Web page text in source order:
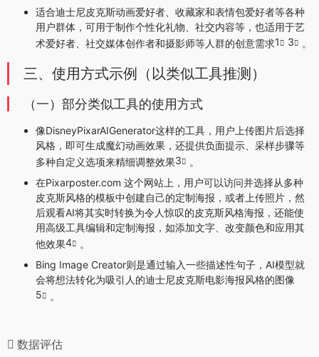
适合迪士尼皮克斯动画爱好者、收藏家和表情包爱好者等各种
用户群体，可用于制作个性化礼物、社交内容等，也适用于艺
术爱好者、社交媒体创作者和摄影师等人群的创意需求1 3 。
三、使用方式示例（以类似工具推测）
（一）部分类似工具的使用方式
像DisneyPixarAIGenerator这样的工具，用户上传图片后选择
风格，即可生成魔幻动画效果，还提供负面提示、采样步骤等
多种自定义选项来精细调整效果3
。
在Pixarposter.com 这个网站上，用户可以访问并选择从多种
皮克斯风格的模板中创建自己的定制海报，或者上传照片，然
后观看AI将其实时转换为令人惊叹的皮克斯风格海报，还能使
用高级工具编辑和定制海报，如添加文字、改变颜色和应用其
他效果4
。
Bing Image Creator则是通过输入一些描述性句子，AI模型就
会将想法转化为吸引人的迪士尼皮克斯电影海报风格的图像
5
。
数据评估